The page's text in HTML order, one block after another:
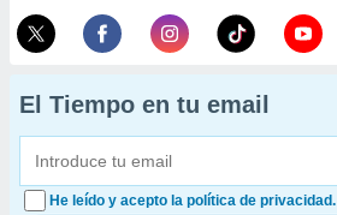
El Tiempo en tu email
He leído y acepto la política de privacidad.